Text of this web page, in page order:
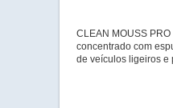
CLEAN MOUSS
concentrado com
de veículos ligeiros e